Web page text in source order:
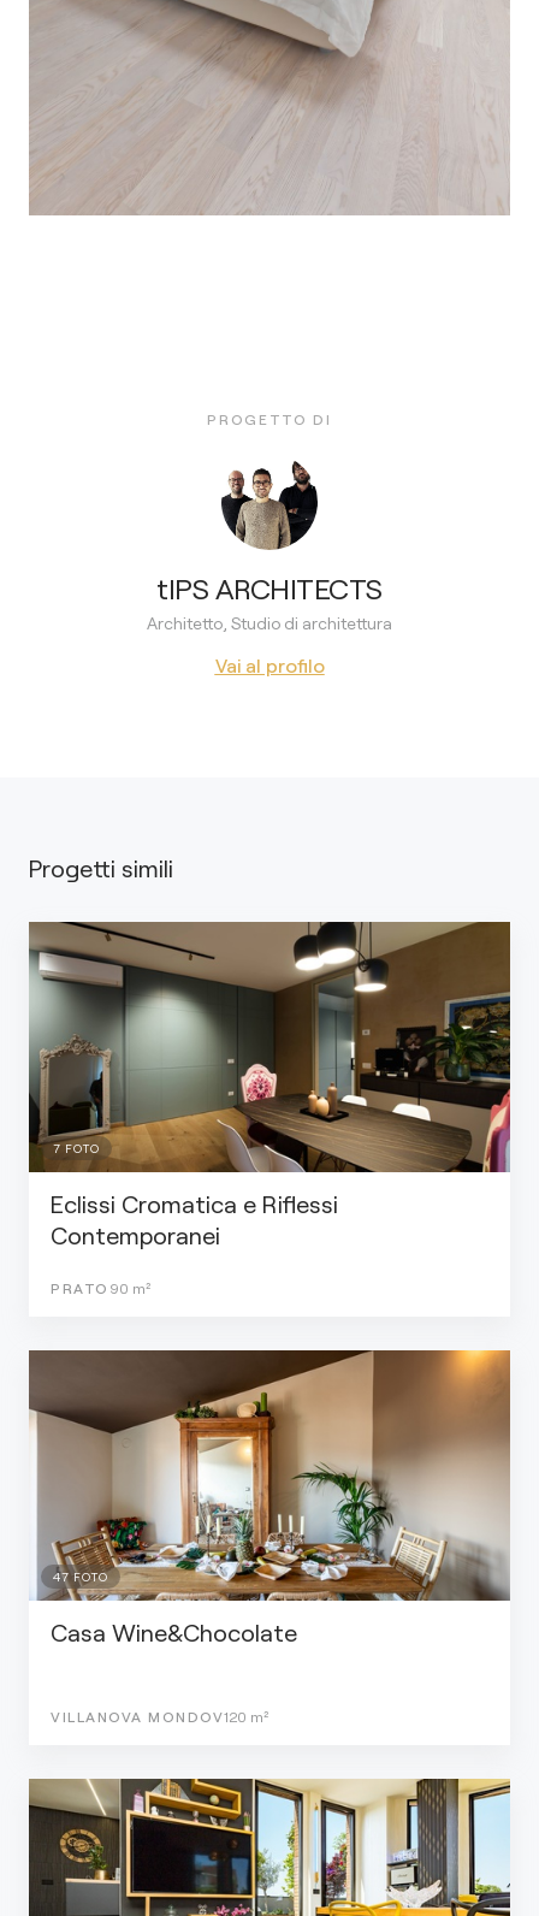
PROGETTO DI
tIPS ARCHITECTS
Architetto, Studio di architettura
Vai al profilo
Progetti simili
7 FOTO
Eclissi Cromatica e Riflessi
Contemporanei
PRATO 90 m²
47FOTO
Casa Wine&Chocolate
VILLANOVA MONDOV120 m²